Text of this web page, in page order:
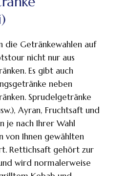
die Getränkewahlen auf
nicht nur aus
Es gibt auch
neben
Sprudelgetränke
Ayran, Fruchtsaft und
je nach Ihrer Wahl
von Ihnen gewählten
Rettichsaft gehört zur
wird normalerweise